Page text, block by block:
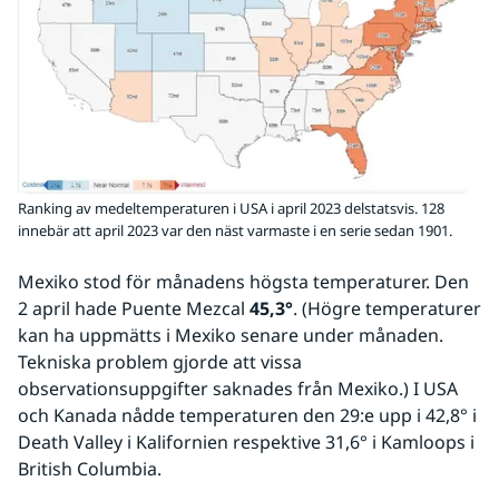
Ranking av medeltemperaturen i USA i april 2023 delstatsvis. 128
innebär att april 2023 var den näst varmaste i en serie sedan 1901.
Mexiko stod för månadens högsta temperaturer. Den
2 april hade Puente Mezcal 45,3°. (Högre temperaturer
kan ha uppmätts i Mexiko senare under månaden.
Tekniska problem gjorde att vissa
observationsuppgifter saknades från Mexiko.) I USA
och Kanada nådde temperaturen den 29:e upp i 42,8° i
Death Valley i Kalifornien respektive 31,6° i Kamloops i
British Columbia.